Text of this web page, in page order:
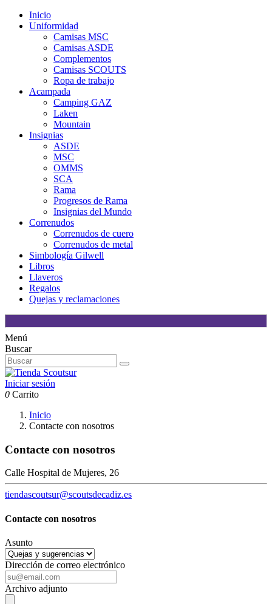
Inicio
Uniformidad
Camisas MSC
Camisas ASDE
Complementos
Camisas SCOUTS
Ropa de trabajo
Acampada
Camping GAZ
Laken
Mountain
Insignias
ASDE
MSC
OMMS
SCA
Rama
Progresos de Rama
Insignias del Mundo
Correnudos
Correnudos de cuero
Correnudos de metal
Simbología Gilwell
Libros
Llaveros
Regalos
Quejas y reclamaciones
Menú
Buscar
Iniciar sesión
0 Carrito
Inicio
Contacte con nosotros
Contacte con nosotros
Calle Hospital de Mujeres, 26
tiendascoutsur@scoutsdecadiz.es
Contacte con nosotros
Asunto
Dirección de correo electrónico
Archivo adjunto